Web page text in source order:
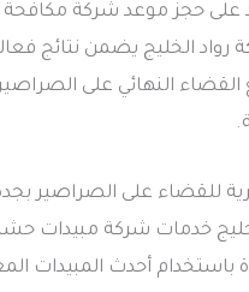
على حجز موعد شركة مكافحة
الخليج يضمن نتائج
القضاء النهائي على
للقضاء على الصراصير
خدمات شركة مبيدات
باستخدام أحدث المبيدات